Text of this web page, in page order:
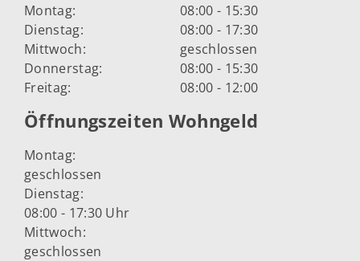
Montag:
08:00 - 15:30
Dienstag:
08:00 - 17:30
Mittwoch:
geschlossen
Donnerstag:
08:00 - 15:30
Freitag:
08:00 - 12:00
Öffnungszeiten Wohngeld
Montag:
geschlossen
Dienstag:
08:00 - 17:30 Uhr
Mittwoch:
geschlossen